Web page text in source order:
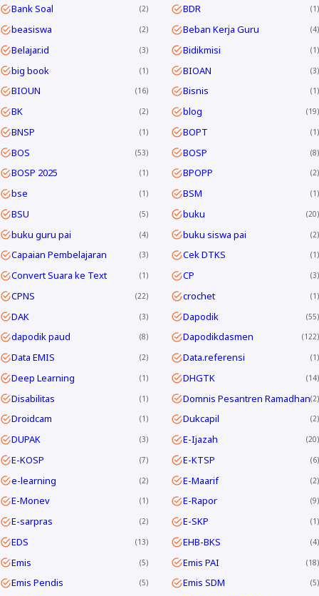
Bank Soal 2 BDR 1
beasiswa 2 Beban Kerja Guru 4
Belajar.id 3 Bidikmisi 1
big book 1 BIOAN 3
BIOUN 16 Bisnis 1
BK 2 blog 19
BNSP 1 BOPT 1
BOS 53 BOSP 8
BOSP 2025 1 BPOPP 2
bse 1 BSM 1
BSU 5 buku 20
buku guru pai 4 buku siswa pai 2
Capaian Pembelajaran 3 Cek DTKS 1
Convert Suara ke Text 1 CP 3
CPNS 22 crochet 1
DAK 3 Dapodik 55
dapodik paud 8 Dapodikdasmen 122
Data EMIS 2 Data.referensi 1
Deep Learning 1 DHGTK 14
Disabilitas 1 Domnis Pesantren Ramadhan 2
Droidcam 1 Dukcapil 2
DUPAK 3 E-Ijazah 20
E-KOSP 7 E-KTSP 6
e-learning 2 E-Maarif 2
E-Monev 1 E-Rapor 9
E-sarpras 2 E-SKP 1
EDS 13 EHB-BKS 4
Emis 5 Emis PAI 18
Emis Pendis 5 Emis SDM 5